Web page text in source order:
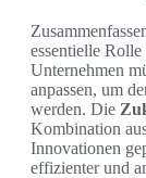
essentielle
Unternehmen
anpassen, um
werden. Die
Kombination
Innovationen
effizienter und